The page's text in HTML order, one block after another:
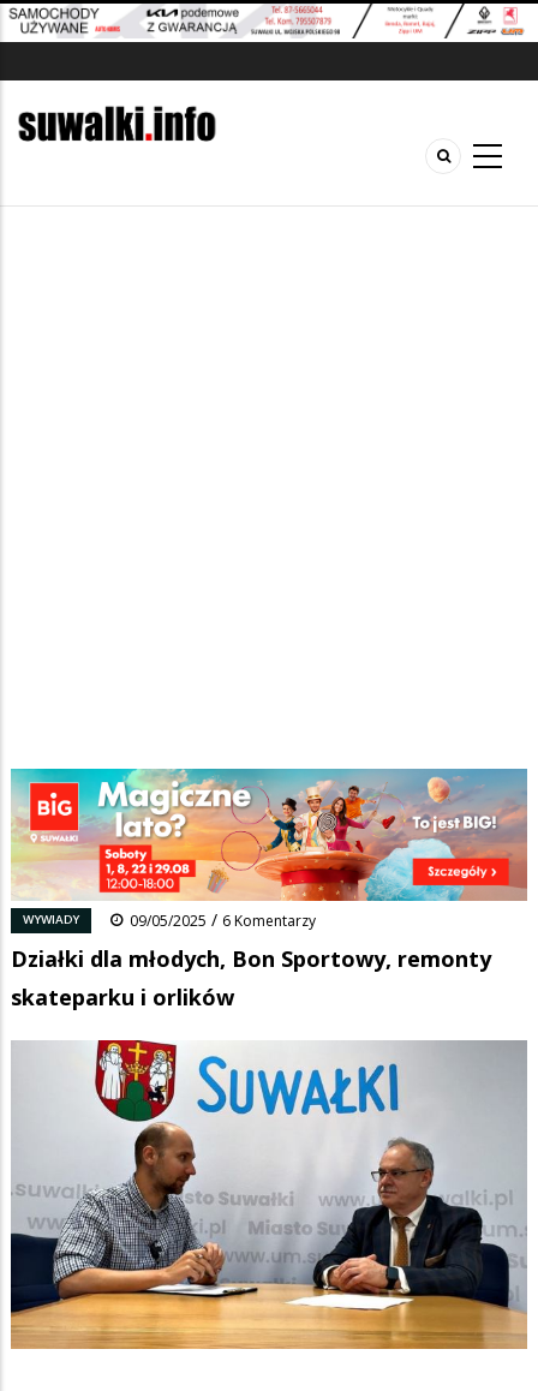
Ścieżka
nawigacyjna
Strona główna/Wiadomości/Wywiady/
Działki dla młodych, Bon Sportowy, remonty skateparku i orlików
FacebookPinterestTumblr
0 Reddit Share
WYWIADY 09/05/2025 / 6 Komentarzy
Działki dla młodych, Bon Sportowy, remonty
skateparku i orlików